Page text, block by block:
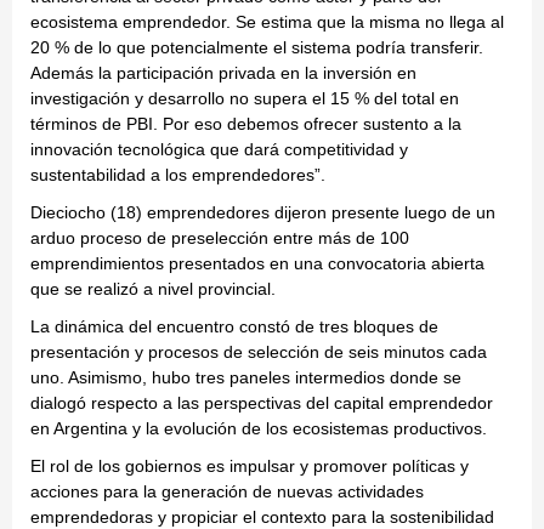
ecosistema emprendedor. Se estima que la misma no llega al
20 % de lo que potencialmente el sistema podría transferir.
Además la participación privada en la inversión en
investigación y desarrollo no supera el 15 % del total en
términos de PBI. Por eso debemos ofrecer sustento a la
innovación tecnológica que dará competitividad y
sustentabilidad a los emprendedores”.
Dieciocho (18) emprendedores dijeron presente luego de un
arduo proceso de preselección entre más de 100
emprendimientos presentados en una convocatoria abierta
que se realizó a nivel provincial.
La dinámica del encuentro constó de tres bloques de
presentación y procesos de selección de seis minutos cada
uno. Asimismo, hubo tres paneles intermedios donde se
dialogó respecto a las perspectivas del capital emprendedor
en Argentina y la evolución de los ecosistemas productivos.
El rol de los gobiernos es impulsar y promover políticas y
acciones para la generación de nuevas actividades
emprendedoras y propiciar el contexto para la sostenibilidad